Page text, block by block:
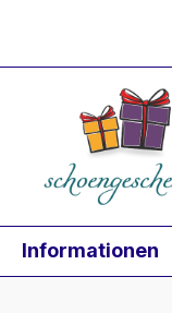
Informationen